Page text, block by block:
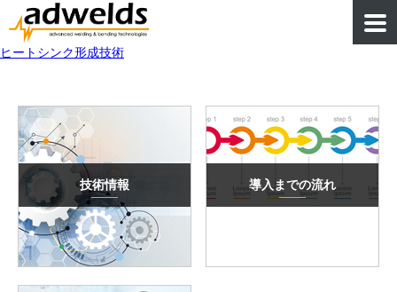
ヒートシンク形成技術
技術情報 導入までの流れ